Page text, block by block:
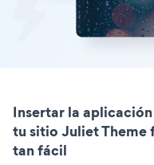
Insertar la
tu sitio Juliet Theme
tan fácil